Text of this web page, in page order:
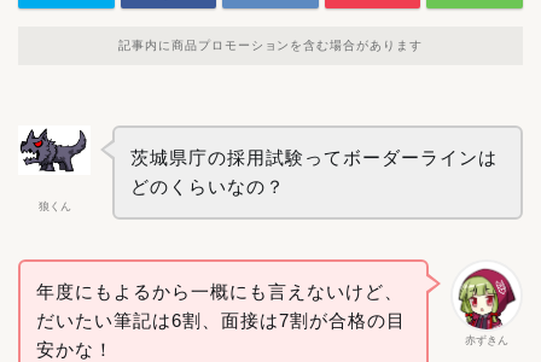
記事内に商品プロモーションを含む場合があります
狼くん
茨城県庁の採用試験ってボーダーラインは
どのくらいなの？
赤ずきん
年度にもよるから一概にも言えないけど、
だいたい筆記は6割、面接は7割が合格の目
安かな！